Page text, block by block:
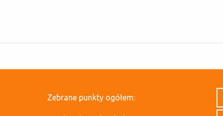
Zebrane punkty ogółem: